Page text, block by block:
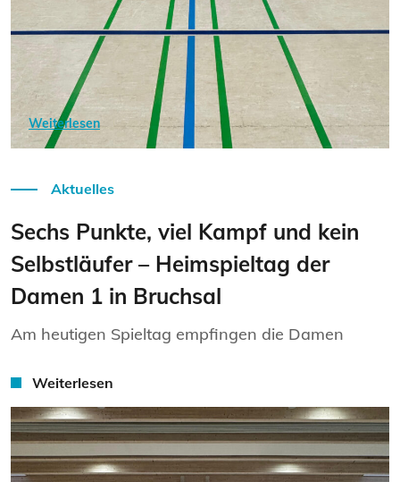
Weiterlesen
Aktuelles
Sechs Punkte, viel Kampf und kein
Selbstläufer – Heimspieltag der
Damen 1 in Bruchsal
Am heutigen Spieltag empfingen die Damen
Weiterlesen